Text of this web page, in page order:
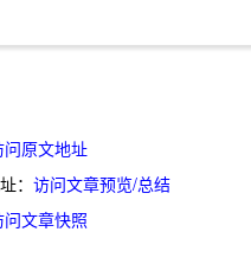
问原文地址
： 访问文章预览/总结
问文章快照